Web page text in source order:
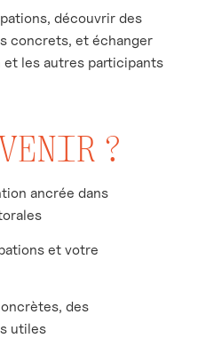
découvrir des
concrets, et échanger
les autres participants
?
ancrée dans
et votre
des
utiles